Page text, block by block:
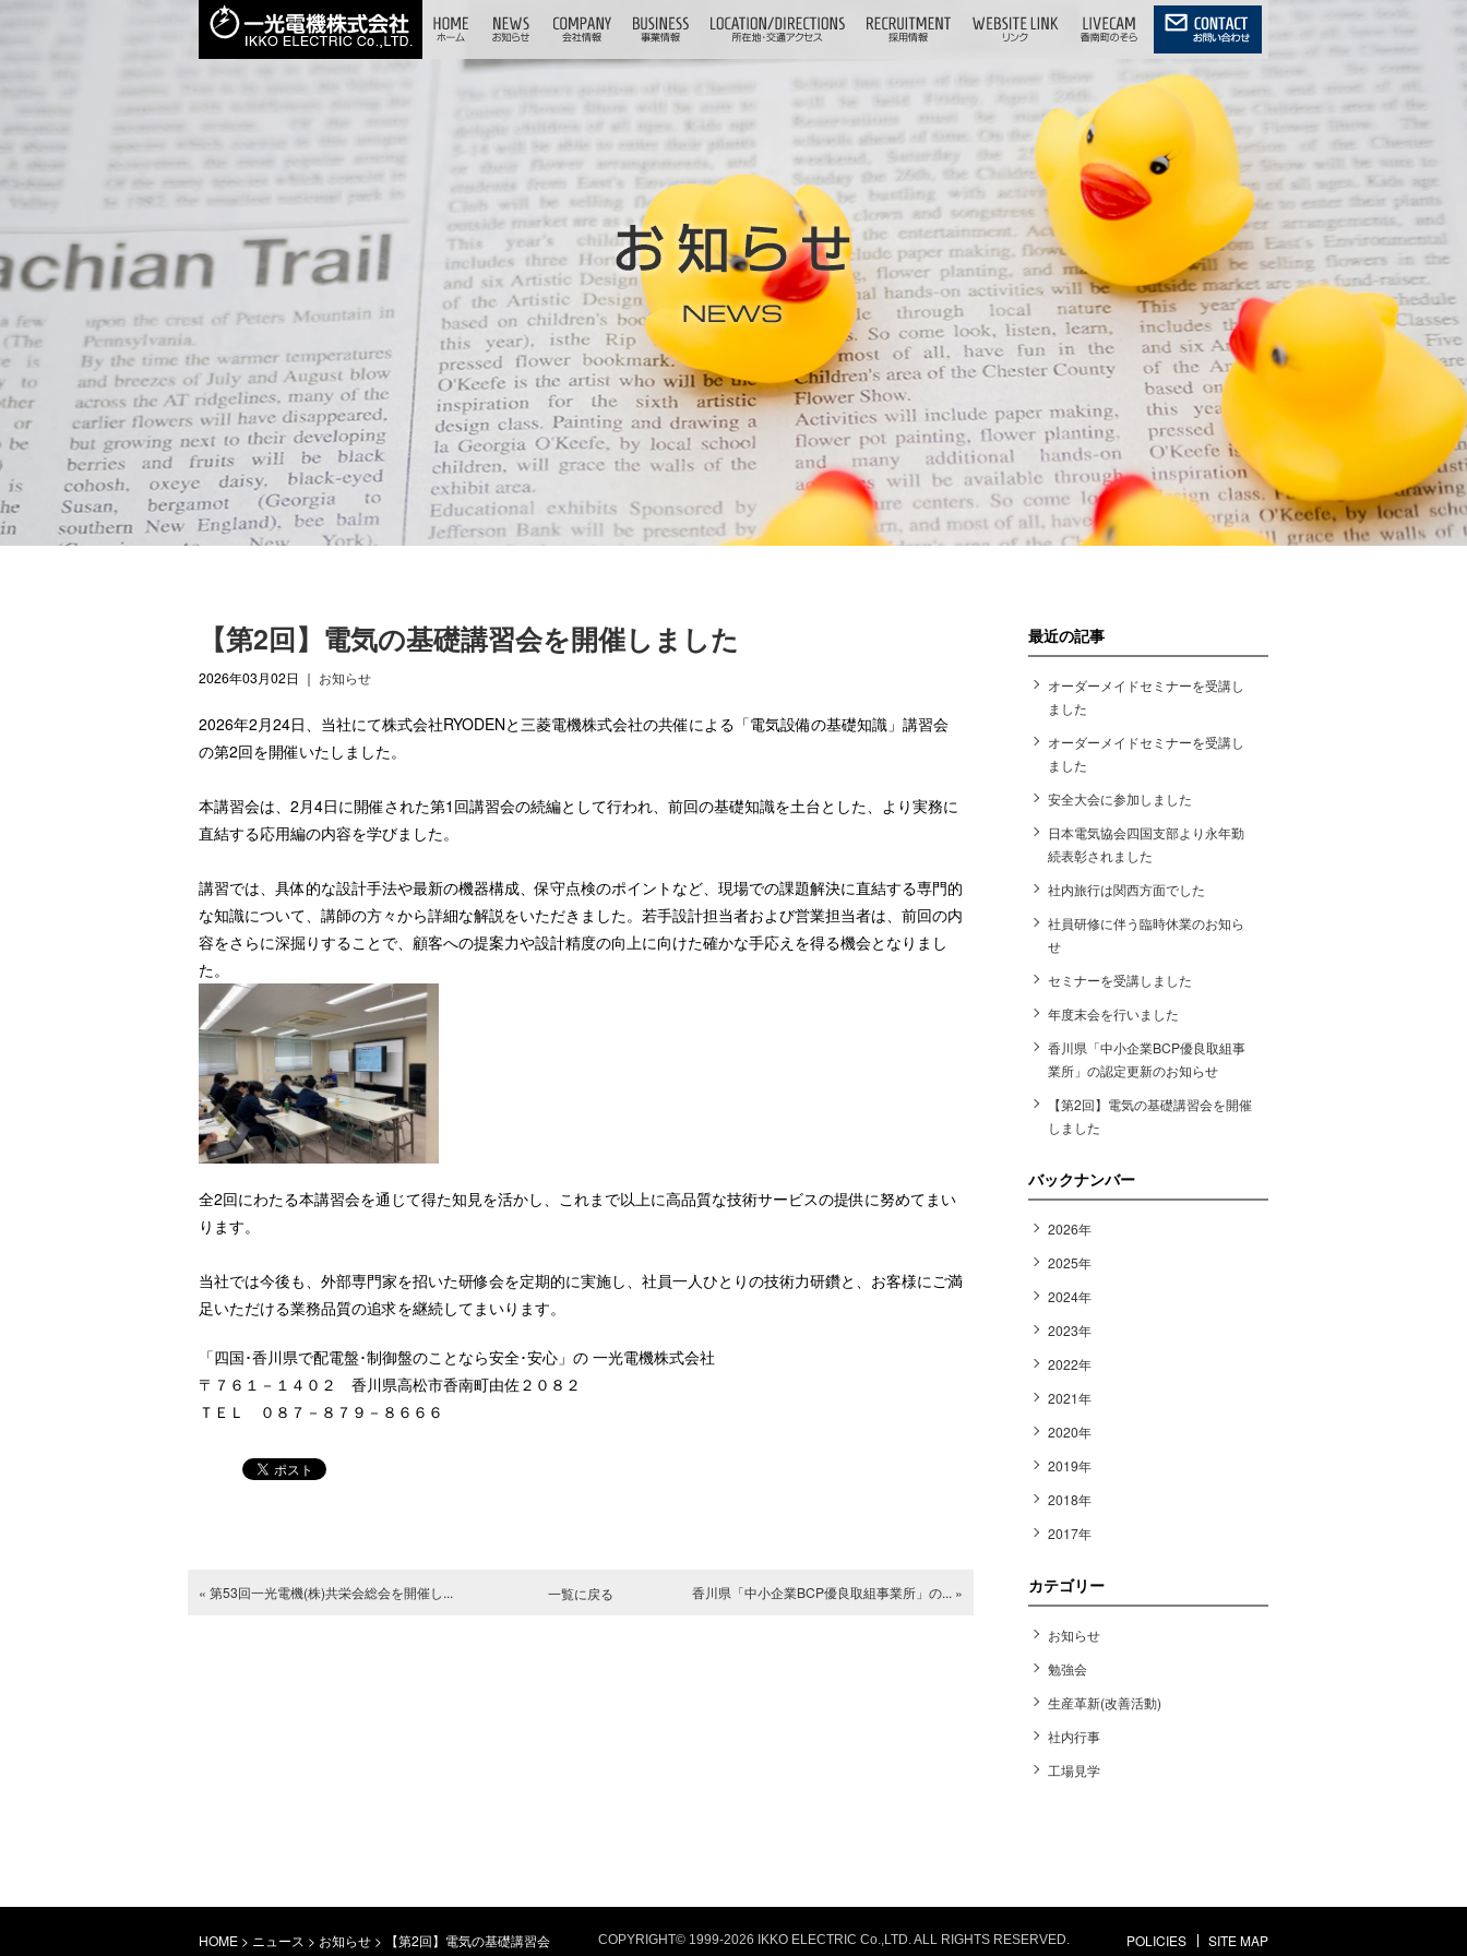
【第2回】電気の基礎講習会を開催しました
2026年03月02日 ｜ お知らせ
2026年2月24日、当社にて株式会社RYODENと三菱電機株式会社の共催による「電気設備の基礎知識」講習会
の第2回を開催いたしました。
本講習会は、2月4日に開催された第1回講習会の続編として行われ、前回の基礎知識を土台とした、より実務に
直結する応用編の内容を学びました。
講習では、具体的な設計手法や最新の機器構成、保守点検のポイントなど、現場での課題解決に直結する専門的
な知識について、講師の方々から詳細な解説をいただきました。若手設計担当者および営業担当者は、前回の内
容をさらに深掘りすることで、顧客への提案力や設計精度の向上に向けた確かな手応えを得る機会となりまし
た。
全2回にわたる本講習会を通じて得た知見を活かし、これまで以上に高品質な技術サービスの提供に努めてまい
ります。
当社では今後も、外部専門家を招いた研修会を定期的に実施し、社員一人ひとりの技術力研鑽と、お客様にご満
足いただける業務品質の追求を継続してまいります。
「四国･香川県で配電盤･制御盤のことなら安全･安心」の 一光電機株式会社
〒７６１－１４０２ 香川県高松市香南町由佐２０８２
ＴＥＬ ０８７－８７９－８６６６
« 第53回一光電機(株)共栄会総会を開催し... 香川県「中小企業BCP優良取組事業所」の... »
一覧に戻る
最近の記事
オーダーメイドセミナーを受講し
ました
オーダーメイドセミナーを受講し
ました
安全大会に参加しました
日本電気協会四国支部より永年勤
続表彰されました
社内旅行は関西方面でした
社員研修に伴う臨時休業のお知ら
せ
セミナーを受講しました
年度末会を行いました
香川県「中小企業BCP優良取組事
業所」の認定更新のお知らせ
【第2回】電気の基礎講習会を開催
しました
バックナンバー
2026年
2025年
2024年
2023年
2022年
2021年
2020年
2019年
2018年
2017年
カテゴリー
お知らせ
勉強会
生産革新(改善活動)
社内行事
工場見学
HOME > ニュース > お知らせ >
【第2回】電気の基礎講習会
POLICIES SITE MAP
COPYRIGHT© 1999-2026 IKKO ELECTRIC Co.,LTD. ALL RIGHTS RESERVED.